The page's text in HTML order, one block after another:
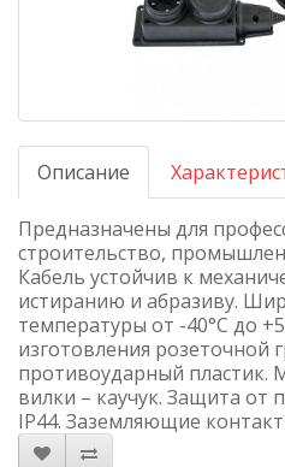
Описание
Предназначены для
строительство,
Кабель устойчив к
истиранию и абразиву.
температуры от -40°С до
изготовления розеточной
противоударный пластик.
вилки – каучук. Защита от
IP44. Заземляющие